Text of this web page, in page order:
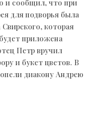
и сообщил, что при
для подворья была
которая
приложена
Петр вручил
и букет цветов. В
диакону Андрею